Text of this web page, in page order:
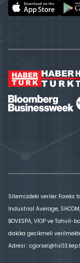
Sitemizdeki veriler Foreks
Industrial Average, SHCOM,
BOVESPA, VİOP ve Tahvil-
dakika gecikmeli
Adresi :